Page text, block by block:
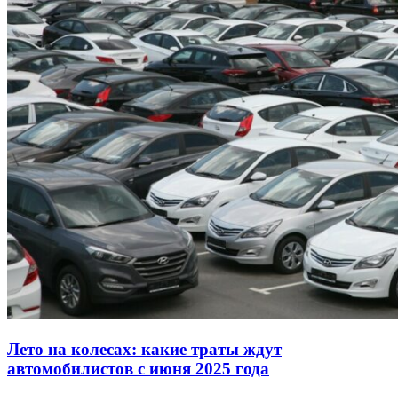
Лето на колесах: какие траты ждут
автомобилистов с июня 2025 года